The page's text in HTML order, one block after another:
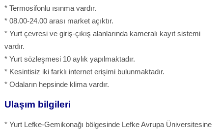
* Termosifonlu ısınma vardır.
* 08.00-24.00 arası market açıktır.
* Yurt çevresi ve giriş-çıkış alanlarında kameralı kayıt sistemi
vardır.
* Yurt sözleşmesi 10 aylık yapılmaktadır.
* Kesintisiz iki farklı internet erişimi bulunmaktadır.
* Odaların hepsinde klima vardır.
Ulaşım bilgileri
* Yurt Lefke-Gemikonağı bölgesinde Lefke Avrupa Üniversitesine